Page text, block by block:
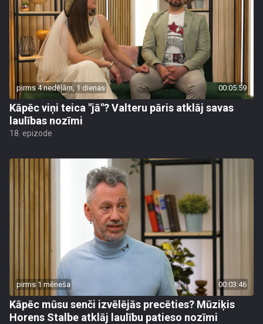
pirms 4 nedēļām, 1 dienas 00:05:59
Kāpēc viņi teica "jā"? Valteru pāris atklāj savas
laulības nozīmi
18. epizode
pirms 1 mēneša 00:03:46
Kāpēc mūsu senči izvēlējās precēties? Mūziķis
Horens Stalbe atklāj laulību patieso nozīmi